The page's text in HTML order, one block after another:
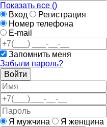
Показать все ()
Вход
Регистрация
Номер телефона
E-mail
Запомнить меня
Забыли пароль?
Войти
Я мужчина
Я женщина